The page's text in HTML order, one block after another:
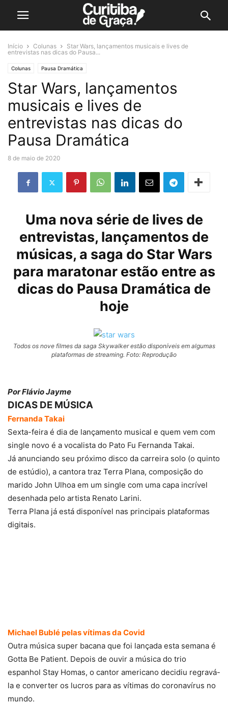
Início Colunas
Star Wars, lançamentos musicais e lives de
entrevistas nas dicas do Pausa...
Colunas Pausa Dramática
Star Wars, lançamentos
musicais e lives de
entrevistas nas dicas do
Pausa Dramática
8 de maio de 2020
Uma nova série de lives de
entrevistas, lançamentos de
músicas, a saga do Star Wars
para maratonar estão entre as
dicas do Pausa Dramática de
hoje
Todos os nove filmes da saga Skywalker estão disponíveis em algumas
plataformas de streaming. Foto: Reprodução
Por Flávio Jayme
DICAS DE MÚSICA
Fernanda Takai
Sexta-feira é dia de lançamento musical e quem vem com
single novo é a vocalista do Pato Fu Fernanda Takai.
Já anunciando seu próximo disco da carreira solo (o quinto
de estúdio), a cantora traz Terra Plana, composição do
marido John Ulhoa em um single com uma capa incrível
desenhada pelo artista Renato Larini.
Terra Plana já está disponível nas principais plataformas
digitais.
Michael Bublé pelas vítimas da Covid
Outra música super bacana que foi lançada esta semana é
Gotta Be Patient. Depois de ouvir a música do trio
espanhol Stay Homas, o cantor americano decidiu regravá-
la e converter os lucros para as vítimas do coronavírus no
mundo.